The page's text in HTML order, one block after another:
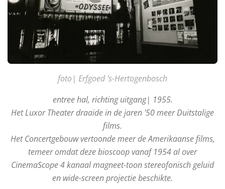
foto| Erfgoed 's-Hertogenbosch
entree hal, richting uitgang| 1955.
Het Luxor Theater draaide in de jaren '50 meer Duitstalige
films.
Het Concertgebouw vertoonde meer de Amerikaanse films,
temeer omdat deze bioscoop vanaf 1954 al over
CinemaScope 4 kanaal magneet-toon stereofonisch geluid
en wide-screen projectie beschikte.